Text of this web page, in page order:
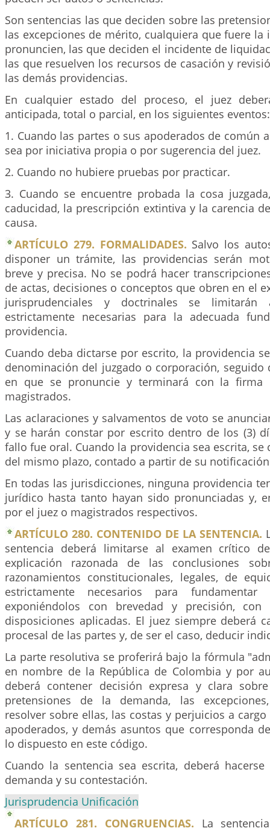
Son sentencias las que deciden sobre las
las excepciones de mérito, cualquiera que fuere la
pronuncien, las que deciden el incidente de
las que resuelven los recursos de casación y
las demás providencias.
En cualquier estado del proceso, el juez
anticipada, total o parcial, en los siguientes eventos:
1. Cuando las partes o sus apoderados de común
sea por iniciativa propia o por sugerencia del juez.
2. Cuando no hubiere pruebas por practicar.
3. Cuando se encuentre probada la cosa
caducidad, la prescripción extintiva y la carencia
causa.
ARTÍCULO 279. FORMALIDADES. Salvo los
disponer un trámite, las providencias serán
breve y precisa. No se podrá hacer
de actas, decisiones o conceptos que obren en el
jurisprudenciales y doctrinales se
estrictamente necesarias para la adecuada
providencia.
Cuando deba dictarse por escrito, la providencia
denominación del juzgado o corporación, seguido
en que se pronuncie y terminará con la
magistrados.
Las aclaraciones y salvamentos de voto se
y se harán constar por escrito dentro de los (3)
fallo fue oral. Cuando la providencia sea escrita, se
del mismo plazo, contado a partir de su
En todas las jurisdicciones, ninguna providencia
jurídico hasta tanto hayan sido pronunciadas y,
por el juez o magistrados respectivos.
ARTÍCULO 280. CONTENIDO DE LA SENTENCIA.
sentencia deberá limitarse al examen crítico
explicación razonada de las conclusiones
razonamientos constitucionales, legales, de
estrictamente necesarios para fundamentar
exponiéndolos con brevedad y precisión,
disposiciones aplicadas. El juez siempre deberá
procesal de las partes y, de ser el caso, deducir
La parte resolutiva se proferirá bajo la fórmula
en nombre de la República de Colombia y por
deberá contener decisión expresa y clara
pretensiones de la demanda, las
resolver sobre ellas, las costas y perjuicios a
apoderados, y demás asuntos que corresponda
lo dispuesto en este código.
Cuando la sentencia sea escrita, deberá
demanda y su contestación.
Jurisprudencia Unificación
ARTÍCULO 281. CONGRUENCIAS. La